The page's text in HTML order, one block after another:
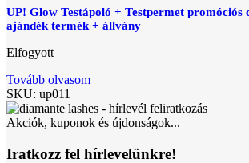
UP! Glow Testápoló + Testpermet promóciós
ajándék termék + állvány
Elfogyott
Tovább olvasom
SKU: up011
Akciók, kuponok és újdonságok...
Iratkozz fel hírlevelünkre!